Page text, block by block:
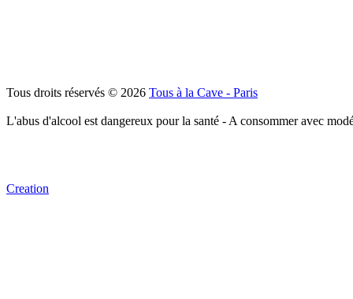
Tous droits réservés © 2026 Tous à la Cave - Paris
L'abus d'alcool est dangereux pour la santé - A consommer avec
Creation